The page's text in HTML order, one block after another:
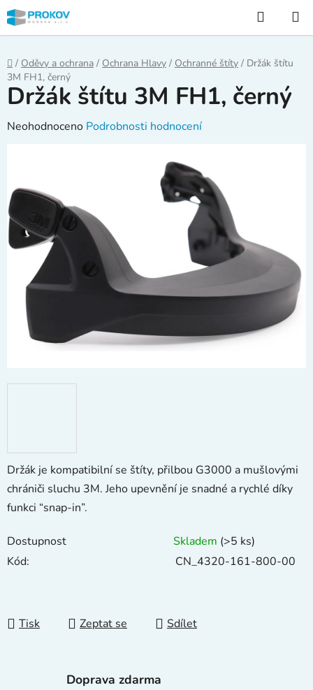
Přejít
na
obsah
Hledat
Domů
/ Oděvy a ochrana / Ochrana Hlavy / Ochranné štíty / Držák štítu
3M FH1, černý
Držák je kompatibilní se štíty, přilbou G3000 a mušlovými
chrániči sluchu 3M. Jeho upevnění je snadné a rychlé díky
funkci “snap-in”.
Dostupnost Skladem (>5 ks)
Kód:
CN_4320-161-800-00
Tisk Zeptat se Sdílet
Držák štítu 3M FH1, černý
Průměrné
0,0
z
5
hvězdiček.
Neohodnoceno Podrobnosti hodnocení
Doprava zdarma